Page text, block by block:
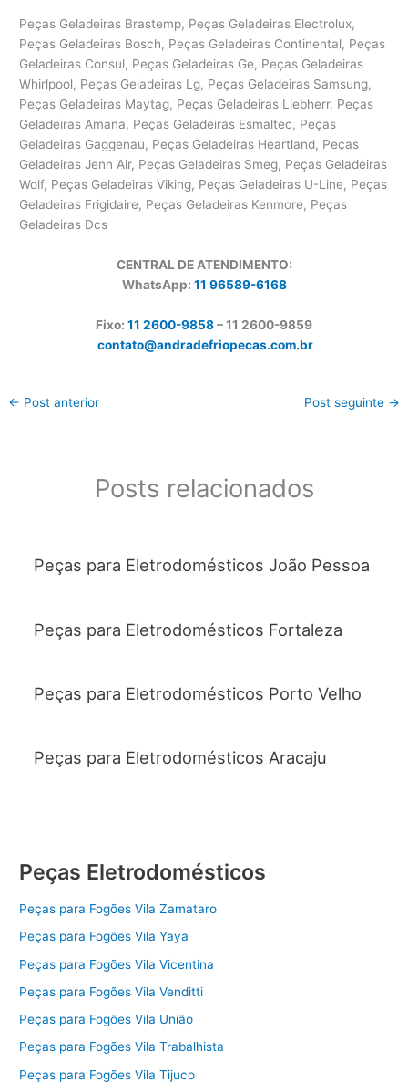
Peças Geladeiras Brastemp, Peças Geladeiras Electrolux,
Peças Geladeiras Bosch, Peças Geladeiras Continental, Peças
Geladeiras Consul, Peças Geladeiras Ge, Peças Geladeiras
Whirlpool, Peças Geladeiras Lg, Peças Geladeiras Samsung,
Peças Geladeiras Maytag, Peças Geladeiras Liebherr, Peças
Geladeiras Amana, Peças Geladeiras Esmaltec, Peças
Geladeiras Gaggenau, Peças Geladeiras Heartland, Peças
Geladeiras Jenn Air, Peças Geladeiras Smeg, Peças Geladeiras
Wolf, Peças Geladeiras Viking, Peças Geladeiras U-Line, Peças
Geladeiras Frigidaire, Peças Geladeiras Kenmore, Peças
Geladeiras Dcs
CENTRAL DE ATENDIMENTO:
WhatsApp: 11 96589-6168
Fixo: 11 2600-9858– 11 2600-9859
contato@andradefriopecas.com.br
← Post anterior Post seguinte →
Posts relacionados
Peças para Eletrodomésticos João Pessoa
Peças para Eletrodomésticos Fortaleza
Peças para Eletrodomésticos Porto Velho
Peças para Eletrodomésticos Aracaju
Peças Eletrodomésticos
Peças para Fogões Vila Zamataro
Peças para Fogões Vila Yaya
Peças para Fogões Vila Vicentina
Peças para Fogões Vila Venditti
Peças para Fogões Vila União
Peças para Fogões Vila Trabalhista
Peças para Fogões Vila Tijuco